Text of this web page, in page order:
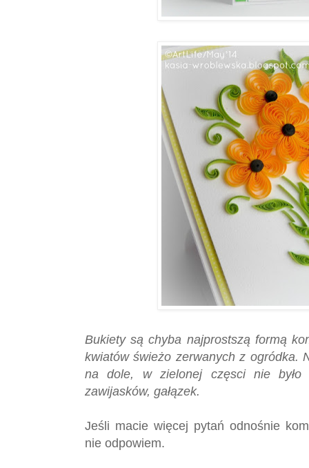
Bukiety są chyba najprostszą formą
kwiatów świeżo zerwanych z ogródka.
na dole, w zielonej częsci nie
zawijasków, gałązek.
Jeśli macie więcej pytań odnośnie
nie odpowiem.